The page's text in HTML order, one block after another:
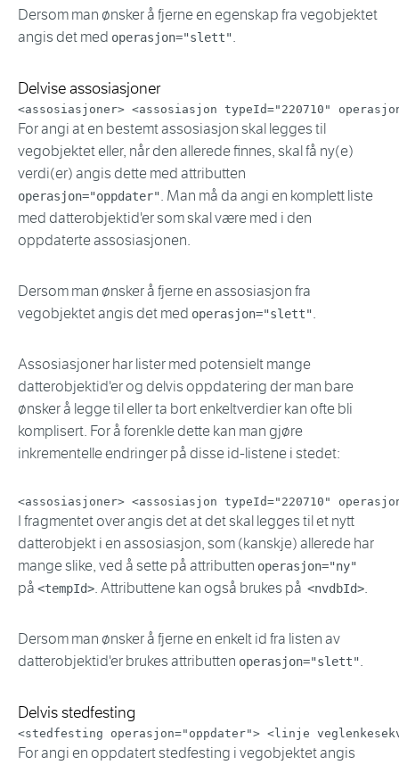
Dersom man ønsker å fjerne en egenskap fra vegobjektet
angis det med operasjon="slett".
Delvise assosiasjoner
<assosiasjoner> <assosiasjon typeId=" 220710 "
For angi at en bestemt assosiasjon skal legges til
vegobjektet eller, når den allerede finnes, skal få ny(e)
verdi(er) angis dette med attributten
operasjon="oppdater". Man må da angi en komplett liste
med datterobjektid'er som skal være med i den
oppdaterte assosiasjonen.
Dersom man ønsker å fjerne en assosiasjon fra
vegobjektet angis det med operasjon="slett".
Assosiasjoner har lister med potensielt mange
datterobjektid'er og delvis oppdatering der man bare
ønsker å legge til eller ta bort enkeltverdier kan ofte bli
komplisert. For å forenkle dette kan man gjøre
inkrementelle endringer på disse id-listene i stedet:
<assosiasjoner> <assosiasjon typeId=" 220710 "
I fragmentet over angis det at det skal legges til et nytt
datterobjekt i en assosiasjon, som (kanskje) allerede har
mange slike, ved å sette på attributten operasjon="ny"
på <tempId>. Attributtene kan også brukes på <nvdbId>.
Dersom man ønsker å fjerne en enkelt id fra listen av
datterobjektid'er brukes attributten operasjon="slett".
Delvis stedfesting
<stedfesting operasjon=" oppdater"> < linje
For angi en oppdatert stedfesting i vegobjektet angis